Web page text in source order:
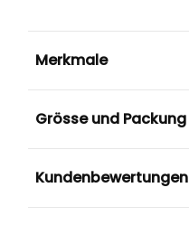
Merkmale
Grösse und Packung
Kundenbewertungen